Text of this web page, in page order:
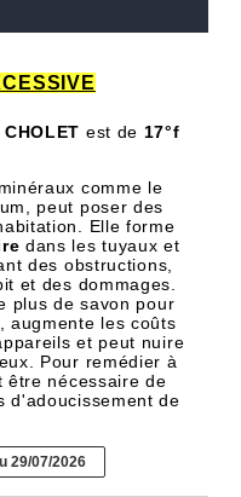
CHOLET est de 17°f
comme le
peut poser des
Elle forme
dans les tuyaux et
des obstructions,
et des dommages.
plus de savon pour
augmente les coûts
et peut nuire
Pour remédier à
être nécessaire de
d'adoucissement de
29/07/2026